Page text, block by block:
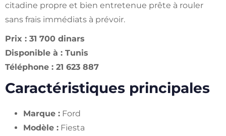
citadine propre et bien entretenue prête à rouler
sans frais immédiats à prévoir.
Prix : 31 700 dinars
Disponible à : Tunis
Téléphone : 21 623 887
Caractéristiques principales
Marque : Ford
Modèle : Fiesta